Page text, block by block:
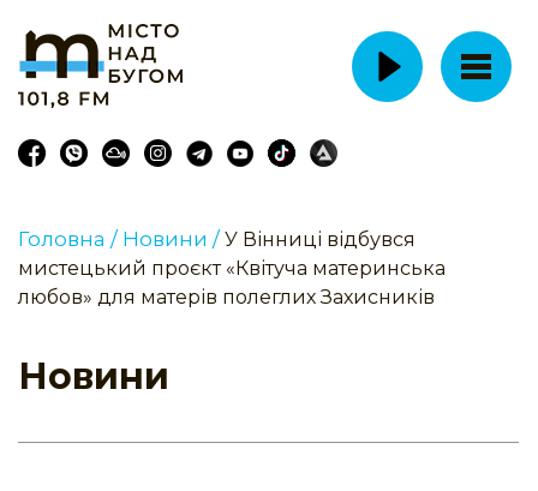
Головна / Новини / У Вінниці відбувся
мистецький проєкт «Квітуча материнська
любов» для матерів полеглих Захисників
Новини